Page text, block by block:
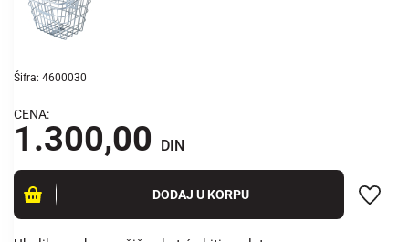
Šifra: 4600030
CENA:
1.300,00 DIN
DODAJ U KORPU